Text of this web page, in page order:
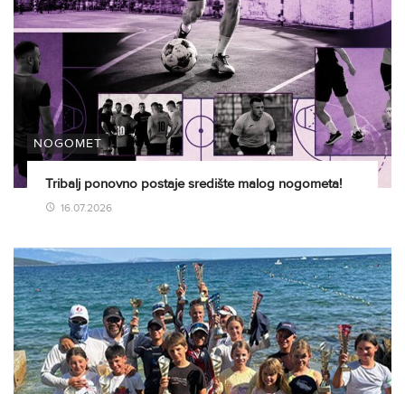
NOGOMET
Tribalj ponovno postaje središte malog nogometa!
16.07.2026